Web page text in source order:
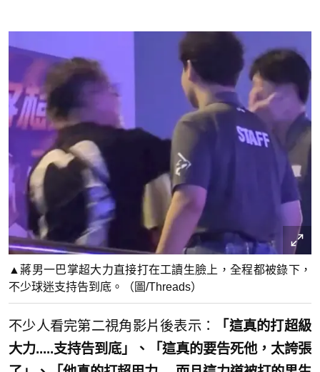
▲蔣男一巴掌超大力直接打在工讀生臉上，全程都被錄下，
不少球迷支持告到底。（圖/Threads）
不少人看完第二視角影片後表示：
「這真的打超級
大力.....支持告到底」、「這真的要告死他，太誇張